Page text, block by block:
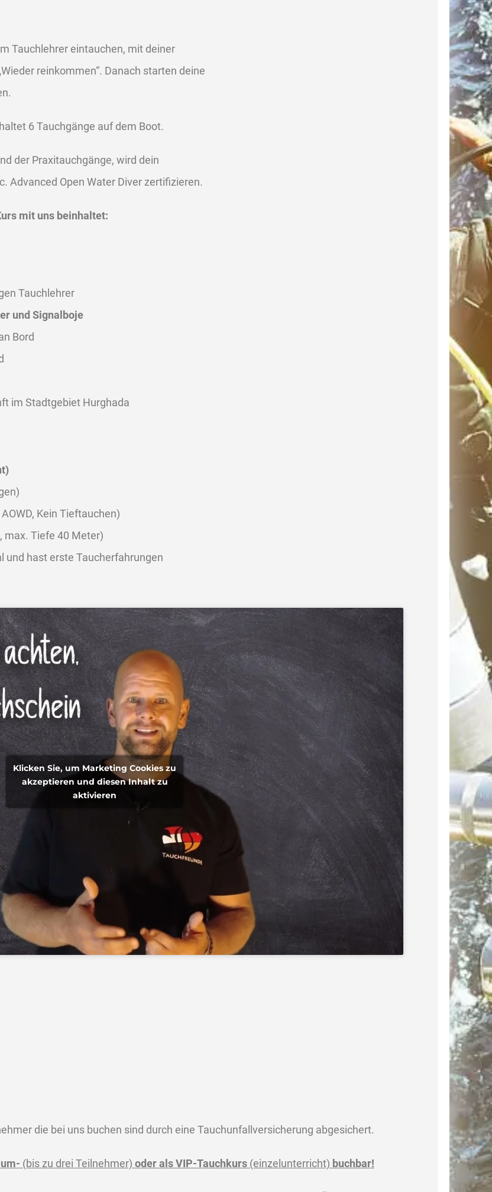
Tauchlehrer eintauchen, mit deiner
reinkommen“. Danach starten deine
6 Tauchgänge auf dem Boot.
der Praxitauchgänge, wird dein
Advanced Open Water Diver zertifizieren.
mit uns beinhaltet:
Tauchlehrer
und Signalboje
Bord
im Stadtgebiet Hurghada
Kein Tieftauchen)
max. Tiefe 40 Meter)
und hast erste Taucherfahrungen
Klicken Sie, um Marketing Cookies zu
akzeptieren und diesen Inhalt zu
aktivieren
die bei uns buchen sind durch eine Tauchunfallversicherung abgesichert.
(bis zu drei Teilnehmer) oder als VIP-Tauchkurs (einzelunterricht) buchbar!